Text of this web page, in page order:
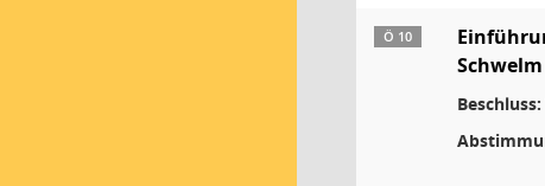
Ö 10
Schwelm
Beschluss: